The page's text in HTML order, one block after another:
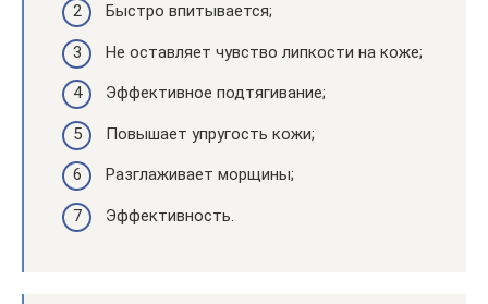
Быстро впитывается;
Не оставляет чувство липкости на коже;
Эффективное подтягивание;
Повышает упругость кожи;
Разглаживает морщины;
Эффективность.